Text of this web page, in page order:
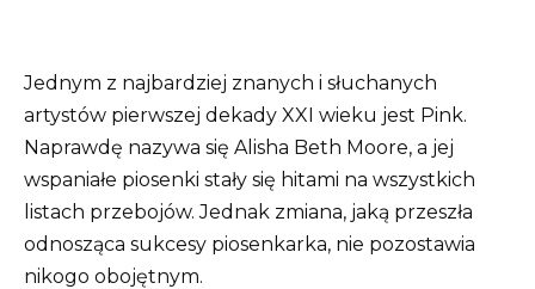
Jednym z najbardziej znanych i słuchanych
artystów pierwszej dekady XXI wieku jest Pink.
Naprawdę nazywa się Alisha Beth Moore, a jej
wspaniałe piosenki stały się hitami na wszystkich
listach przebojów. Jednak zmiana, jaką przeszła
odnosząca sukcesy piosenkarka, nie pozostawia
nikogo obojętnym.